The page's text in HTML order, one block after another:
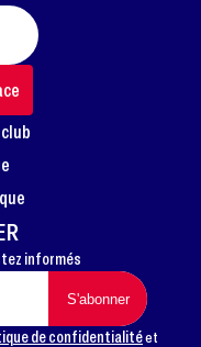
informés
de confidentialitéet